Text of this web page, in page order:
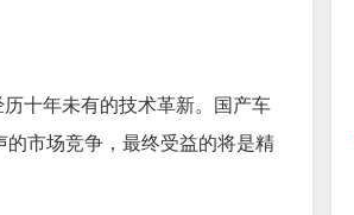
十年未有的技术革新。国产车
市场竞争，最终受益的将是精